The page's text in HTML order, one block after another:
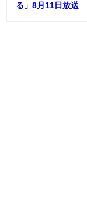
る」8月11日放送